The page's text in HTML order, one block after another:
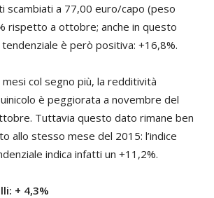
scambiati a 77,00 euro/capo (peso
rispetto a ottobre; anche in questo
è però positiva: +16,8%.
col segno più, la redditività
è peggiorata a novembre del
Tuttavia questo dato rimane ben
allo stesso mese del 2015: l’indice
indica infatti un +11,2%.
+ 4,3%